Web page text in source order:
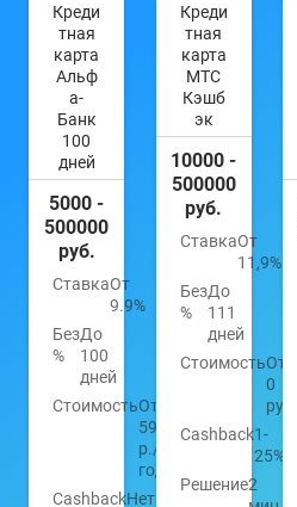
Креди
тная
карта
Альф
а-
Банк
100
дней
5000 -
500000
руб.
СтавкаОт
9.9%
Без
%
До
100
дней
СтоимостьОт
590
р./
год
CashbackНет
Креди
тная
карта
МТС
Кэшб
эк
10000 -
500000
руб.
СтавкаОт
11,9%
Без
%
До
111
дней
СтоимостьОт
0
руб.
Cashback1-
25%
Решение2